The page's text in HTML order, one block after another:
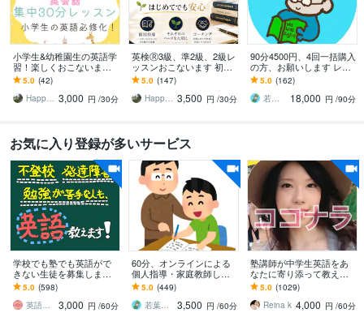
小学生&幼稚園生の英語学
習！楽しくおこないます
小学生の英語必修化！集
中30分学習で学校の準備
スタート⭐︎
5.0 (42)
Happy English K 3,000 円 /30分
英検Ⓡ3級、準2級、2級レ
ッスンおこないます 初め
てでも安心♪ コーチング
と個別指導で英検学習を
サポート！
5.0 (147)
Happy English K 3,500 円 /30分
90分4500円、4回一括購入
の方、お願いします レッ
スンを4回分一括購入でき
ます。
5.0 (162)
若葉先生の英語教室
18,000 円 /90分
お気に入り登録が多いサービス
学校でも塾でも英語がで
きない生徒を募集します
中学生〜高校生、発達障
害、不登校、学習指導、
大学受験生
5.0 (598)
英語講師アーニャ
3,000 円 /60分
60分、オンラインによる
個人指導・家庭教師しま
す 大学生、一般英語学習
者の皆さんへ
5.0 (449)
若葉先生の英語教室
3,500 円 /60分
塾講師が中学生英語をあ
なたに寄り添って教えま
す 公立私立OK！定期テス
ト、受験、英検対策♪小学
生、高校生も！
5.0 (1029)
Reina k 4,000 円 /60分